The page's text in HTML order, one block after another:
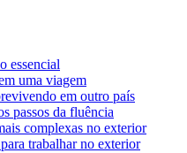
essencial
uma viagem
em outro país
passos da fluência
complexas no exterior
trabalhar no exterior